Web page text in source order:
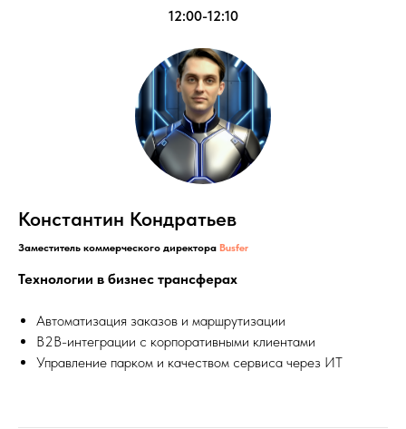
12:00-12:10
Константин Кондратьев
Заместитель коммерческого директора Busfer
Технологии в бизнес трансферах
Автоматизация заказов и маршрутизации
B2B-интеграции с корпоративными клиентами
Управление парком и качеством сервиса через ИТ